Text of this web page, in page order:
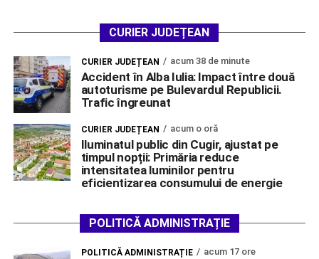
CURIER JUDEȚEAN
CURIER JUDEȚEAN acum 38 de minute
Accident în Alba Iulia: Impact între două
autoturisme pe Bulevardul Republicii.
Trafic îngreunat
CURIER JUDEȚEAN acum o oră
Iluminatul public din Cugir, ajustat pe
timpul nopții: Primăria reduce
intensitatea luminilor pentru
eficientizarea consumului de energie
POLITICĂ ADMINISTRAȚIE
POLITICĂ ADMINISTRAȚIE acum 17 ore